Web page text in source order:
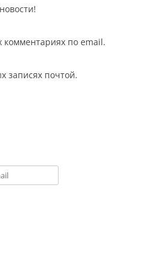
по email.
записях почтой.